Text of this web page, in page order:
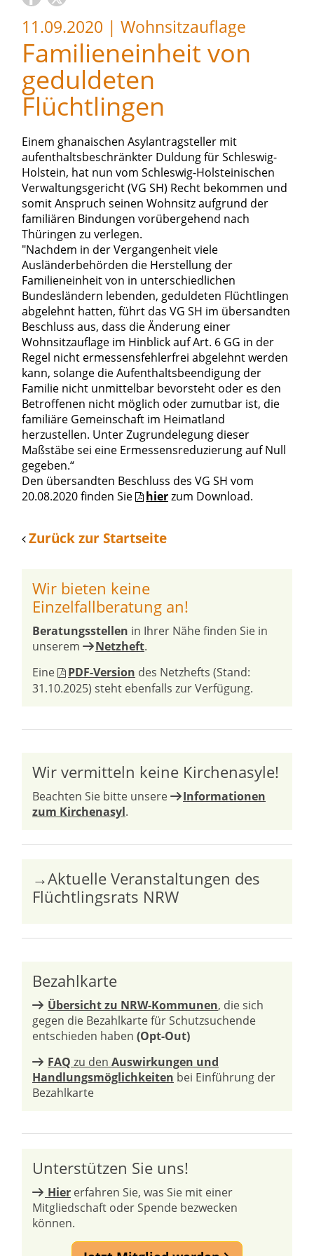
11.09.2020 | Wohnsitzauflage
Familieneinheit von
geduldeten
Flüchtlingen
Einem ghanaischen Asylantragsteller mit
aufenthaltsbeschränkter Duldung für Schleswig-
Holstein, hat nun vom Schleswig-Holsteinischen
Verwaltungsgericht (VG SH) Recht bekommen und
somit Anspruch seinen Wohnsitz aufgrund der
familiären Bindungen vorübergehend nach
Thüringen zu verlegen.
"Nachdem in der Vergangenheit viele
Ausländerbehörden die Herstellung der
Familieneinheit von in unterschiedlichen
Bundesländern lebenden, geduldeten Flüchtlingen
abgelehnt hatten, führt das VG SH im übersandten
Beschluss aus, dass die Änderung einer
Wohnsitzauflage im Hinblick auf Art. 6 GG in der
Regel nicht ermessensfehlerfrei abgelehnt werden
kann, solange die Aufenthaltsbeendigung der
Familie nicht unmittelbar bevorsteht oder es den
Betroffenen nicht möglich oder zumutbar ist, die
familiäre Gemeinschaft im Heimatland
herzustellen. Unter Zugrundelegung dieser
Maßstäbe sei eine Ermessensreduzierung auf Null
gegeben.“
Den übersandten Beschluss des VG SH vom
20.08.2020 finden Sie
hierzum Download.
Zurück zur Startseite
Wir bieten keine
Einzelfallberatung an!
Beratungsstellen in Ihrer Nähe finden Sie in
unserem
Netzheft.
Eine
PDF-Version des Netzhefts (Stand:
31.10.2025) steht ebenfalls zur Verfügung.
Wir vermitteln keine Kirchenasyle!
Beachten Sie bitte unsere
Informationen
zum Kirchenasyl.
→Aktuelle Veranstaltungen des
Flüchtlingsrats NRW
Bezahlkarte
Übersicht zu NRW-Kommunen, die sich
gegen die Bezahlkarte für Schutzsuchende
entschieden haben (Opt-Out)
FAQ zu den Auswirkungen und
Handlungsmöglichkeiten bei Einführung der
Bezahlkarte
Unterstützen Sie uns!
Hier erfahren Sie, was Sie mit einer
Mitgliedschaft oder Spende bezwecken
können.